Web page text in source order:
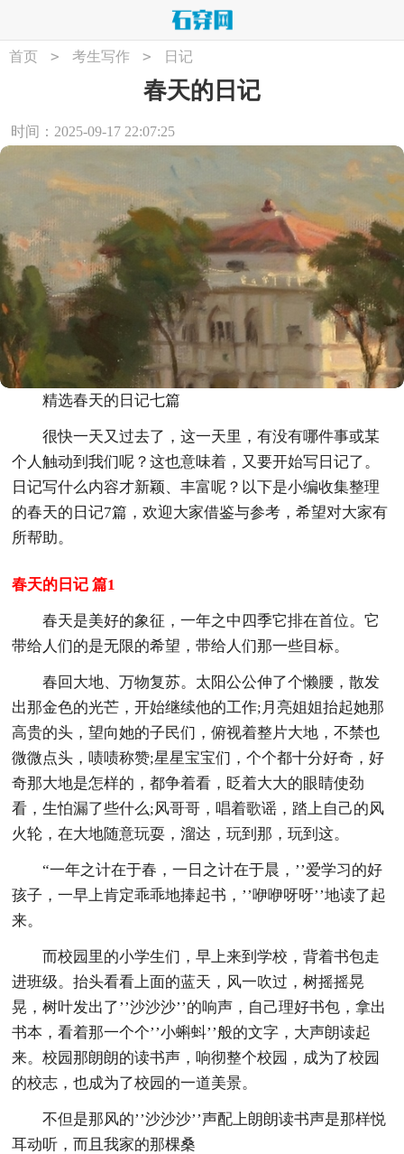
首页 > 考生写作 > 日记
春天的日记
时间：2025-09-17 22:07:25
精选春天的日记七篇
很快一天又过去了，这一天里，有没有哪件事或某
个人触动到我们呢？这也意味着，又要开始写日记了。
日记写什么内容才新颖、丰富呢？以下是小编收集整理
的春天的日记7篇，欢迎大家借鉴与参考，希望对大家有
所帮助。
春天的日记 篇1
春天是美好的象征，一年之中四季它排在首位。它
带给人们的是无限的希望，带给人们那一些目标。
春回大地、万物复苏。太阳公公伸了个懒腰，散发
出那金色的光芒，开始继续他的工作;月亮姐姐抬起她那
高贵的头，望向她的子民们，俯视着整片大地，不禁也
微微点头，啧啧称赞;星星宝宝们，个个都十分好奇，好
奇那大地是怎样的，都争着看，眨着大大的眼睛使劲
看，生怕漏了些什么;风哥哥，唱着歌谣，踏上自己的风
火轮，在大地随意玩耍，溜达，玩到那，玩到这。
“一年之计在于春，一日之计在于晨，’’爱学习的好
孩子，一早上肯定乖乖地捧起书，’’咿咿呀呀’’地读了起
来。
而校园里的小学生们，早上来到学校，背着书包走
进班级。抬头看看上面的蓝天，风一吹过，树摇摇晃
晃，树叶发出了’’沙沙沙’’的响声，自己理好书包，拿出
书本，看着那一个个’’小蝌蚪’’般的文字，大声朗读起
来。校园那朗朗的读书声，响彻整个校园，成为了校园
的校志，也成为了校园的一道美景。
不但是那风的’’沙沙沙’’声配上朗朗读书声是那样悦
耳动听，而且我家的那棵桑